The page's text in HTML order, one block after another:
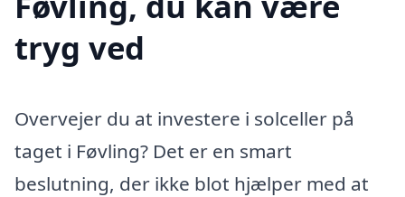
tryg ved
Overvejer du at investere i solceller på
taget i Føvling? Det er en smart
beslutning, der ikke blot hjælper med at